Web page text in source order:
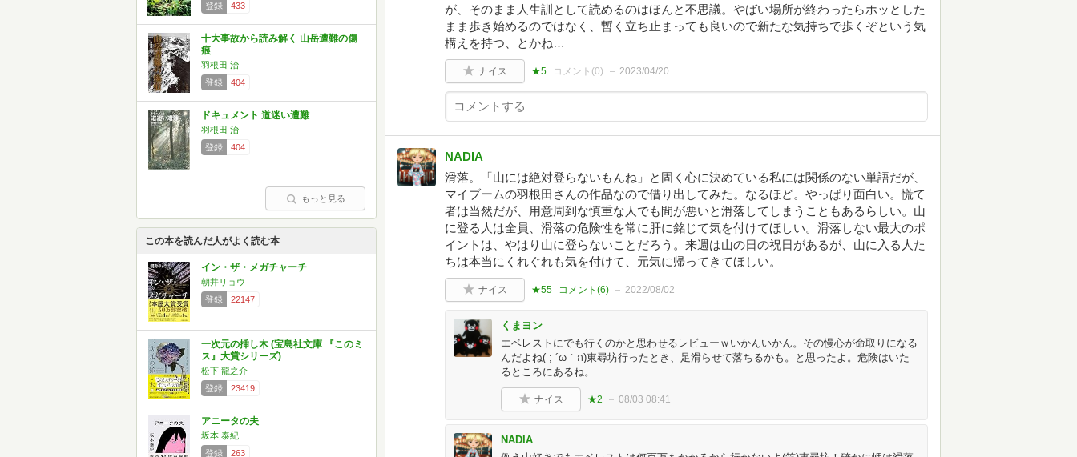
登録
433
十大事故から読み解く 山岳遭難の傷
痕
羽根田 治
登録
404
ドキュメント 道迷い遭難
羽根田 治
登録
404
もっと見る
この本を読んだ人がよく読む本
イン・ザ・メガチャーチ
朝井リョウ
登録
22147
一次元の挿し木 (宝島社文庫 『このミ
ス』大賞シリーズ)
松下 龍之介
登録
23419
アニータの夫
坂本 泰紀
登録
263
が、そのまま人生訓として読めるのはほんと不思議。やばい場所が終わったらホッとした
まま歩き始めるのではなく、暫く立ち止まっても良いので新たな気持ちで歩くぞという気
構えを持つ、とかね…
ナイス ★5 コメント(0) 2023/04/20
NADIA
滑落。「山には絶対登らないもんね」と固く心に決めている私には関係のない単語だが、
マイブームの羽根田さんの作品なので借り出してみた。なるほど。やっぱり面白い。慌て
者は当然だが、用意周到な慎重な人でも間が悪いと滑落してしまうこともあるらしい。山
に登る人は全員、滑落の危険性を常に肝に銘じて気を付けてほしい。滑落しない最大のポ
イントは、やはり山に登らないことだろう。来週は山の日の祝日があるが、山に入る人た
ちは本当にくれぐれも気を付けて、元気に帰ってきてほしい。
ナイス ★55 コメント(6) 2022/08/02
くまヨン
エベレストにでも行くのかと思わせるレビューｗいかんいかん。その慢心が命取りになる
んだよね( ; ´ω｀ก)東尋坊行ったとき、足滑らせて落ちるかも。と思ったよ。危険はいた
るところにあるね。
ナイス ★2 08/03 08:41
NADIA